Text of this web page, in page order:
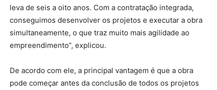
leva de seis a oito anos. Com a contratação integrada,
conseguimos desenvolver os projetos e executar a obra
simultaneamente, o que traz muito mais agilidade ao
empreendimento”, explicou.
De acordo com ele, a principal vantagem é que a obra
pode começar antes da conclusão de todos os projetos